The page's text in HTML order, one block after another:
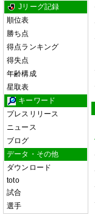
Jリーグ記録
順位表
勝ち点
得点ランキング
得失点
年齢構成
星取表
キーワード
プレスリリース
ニュース
ブログ
データ・その他
ダウンロード
toto
試合
選手